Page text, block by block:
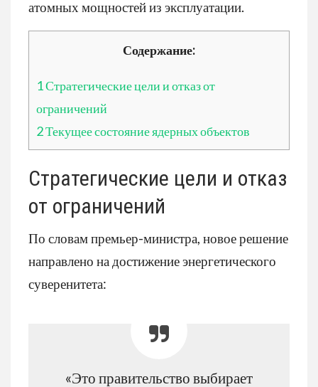
атомных мощностей из эксплуатации.
Содержание:
1Стратегические цели и отказ от
ограничений
2Текущее состояние ядерных объектов
Стратегические цели и отказ
от ограничений
По словам премьер-министра, новое решение
направлено на достижение энергетического
суверенитета:
«Это правительство выбирает